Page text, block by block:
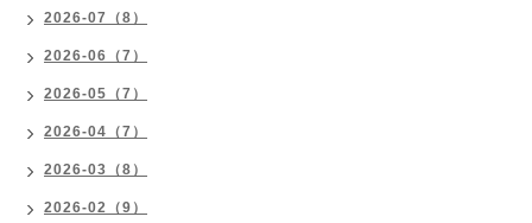
2026-07（8）
2026-06（7）
2026-05（7）
2026-04（7）
2026-03（8）
2026-02（9）